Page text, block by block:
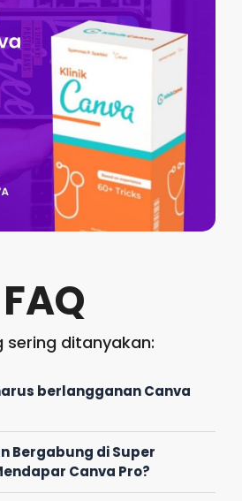
FAQ
sering ditanyakan:
berlangganan Canva
Bergabung di Super
Canva Pro?